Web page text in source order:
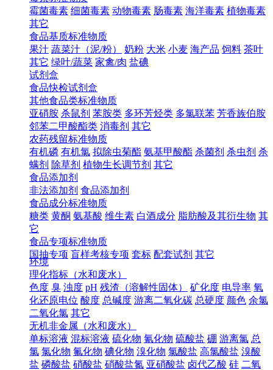
霉菌毒素 细菌毒素 动物毒素 肠毒素 海洋毒素 植物毒素
其它
食品基质标准物质
果汁 蔬菜汁（泥/粉） 奶粉 大米 小麦 海产品 饲料 茶叶
其它 绿叶/蔬菜 家禽/肉 盐碘
试剂盒
食品快检试剂盒
其他食品类标准物质
亚硝胺 杀鼠剂 苯胺类 多环芳烃类 多氯联苯 芳香族伯胺
邻苯二甲酸酯类 消毒剂 其它
农药残留标准物质
有机磷 有机氯 拟除虫菊酯 氨基甲酸酯 杀菌剂 杀虫剂 杀
螨剂 除草剂 植物生长调节剂 其它
食品添加剂
非法添加剂 食品添加剂
食品成分标准物质
糖类 黄酮 氨基酸 维生素 白酒成分 脂肪酸及其衍生物 其
它
食品专项标准物质
国抽专项 盲样考核专项 套标 配套试剂 其它
环境
理化指标（水和废水）
色度 臭 浊度 pH 残渣（溶解性固体） 矿化度 电导率 氧
化还原电位 酸度 总碱度 游离二氧化碳 总硬度 颜色 余氯
二氧化氯 其它
无机非金属（水和废水）
单标溶液 混标溶液 硫化物 氰化物 硫酸盐 硼 游离氯 总
氯 氯化物 氟化物 碘化物 溴化物 氯酸盐 高氯酸盐 溴酸
盐 磷酸盐 硝酸盐 硝酸盐氮 亚硝酸盐 卤代乙酸 硅 二氧